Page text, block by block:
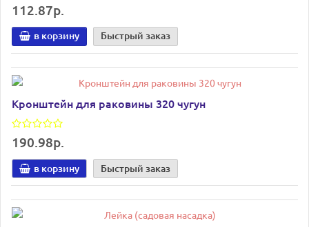
112.87р.
в корзину Быстрый заказ
Кронштейн для раковины 320 чугун
190.98р.
в корзину Быстрый заказ